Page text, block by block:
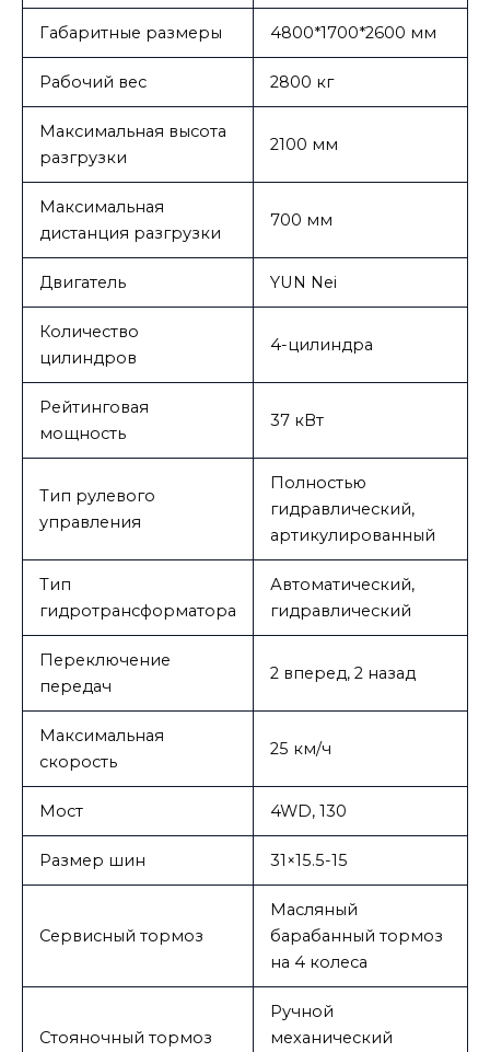
Габаритные размеры 4800*1700*2600 мм
Рабочий вес 2800 кг
Максимальная высота
разгрузки
2100 мм
Максимальная
дистанция разгрузки
700 мм
Двигатель YUN Nei
Количество
цилиндров
4-цилиндра
Рейтинговая
мощность
37 кВт
Тип рулевого
управления
Полностью
гидравлический,
артикулированный
Тип
гидротрансформатора
Автоматический,
гидравлический
Переключение
передач
2 вперед, 2 назад
Максимальная
скорость
25 км/ч
Мост 4WD, 130
Размер шин 31×15.5-15
Сервисный тормоз
Масляный
барабанный тормоз
на 4 колеса
Стояночный тормоз
Ручной
механический